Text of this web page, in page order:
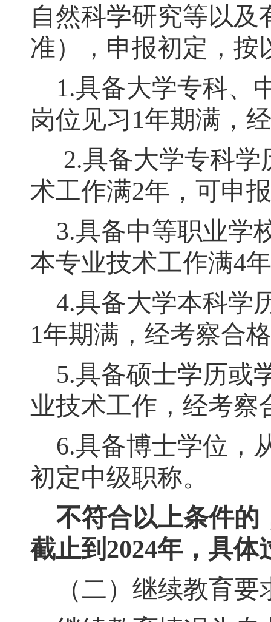
自然科学研究等以及
准）
， 申报初定，按
1.具备大学专科、
岗位见习1年期满 ，
2.具备大学专科学
术工作满2年 ， 可申
3.具备中等职业学
本专业技术工作满4年
4.具备大学本科学
1年期满 ， 经考察合
5.具备硕士学历或
业技术工作 ， 经考察
6.具备博士学位 ，
初定中级职称。
不符合以上条件的
截止到 2024年 ， 具体
（二）继续教育要